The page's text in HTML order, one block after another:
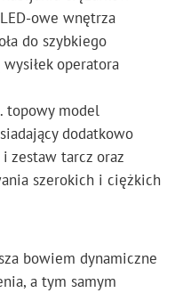
owe wnętrza
do szybkiego
operatora
topowy model
dodatkowo
zestaw tarcz oraz
szerokich i ciężkich
bowiem dynamiczne
a tym samym